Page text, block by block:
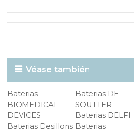
Véase también
Baterias
BIOMEDICAL
DEVICES
Baterias DE
SOUTTER
Baterias DELFI
Baterias Desillons Baterias